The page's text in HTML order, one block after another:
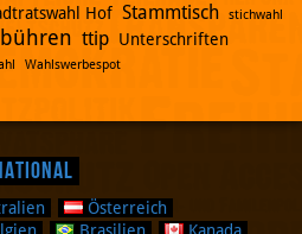
Hof Stammtisch stichwahl
ttip Unterschriften
Wahlswerbespot
Österreich